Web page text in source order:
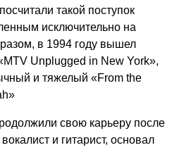
такой поступок
исключительно на
в 1994 году вышел
MTV Unplugged in New York»,
и тяжелый «From the
»
свою карьеру после
и гитарист, основал